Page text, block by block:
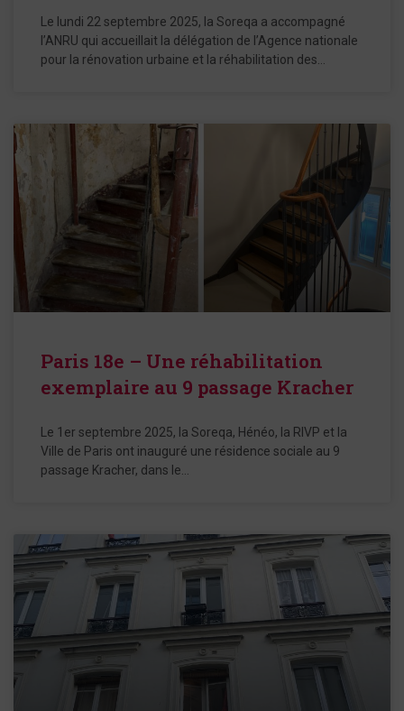
Le lundi 22 septembre 2025, la Soreqa a accompagné
l’ANRU qui accueillait la délégation de l’Agence nationale
pour la rénovation urbaine et la réhabilitation des…
Paris 18e – Une réhabilitation
exemplaire au 9 passage Kracher
Le 1er septembre 2025, la Soreqa, Hénéo, la RIVP et la
Ville de Paris ont inauguré une résidence sociale au 9
passage Kracher, dans le…